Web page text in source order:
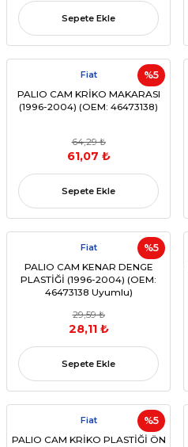
Sepete Ekle
%5
Fiat
PALIO CAM KRİKO MAKARASI
(1996-2004) (OEM: 46473138)
64,29 ₺
61,07 ₺
Sepete Ekle
%5
Fiat
PALIO CAM KENAR DENGE
PLASTİĞİ (1996-2004) (OEM:
46473138 Uyumlu)
29,59 ₺
28,11 ₺
Sepete Ekle
%5
Fiat
PALIO CAM KRİKO PLASTİĞİ ÖN